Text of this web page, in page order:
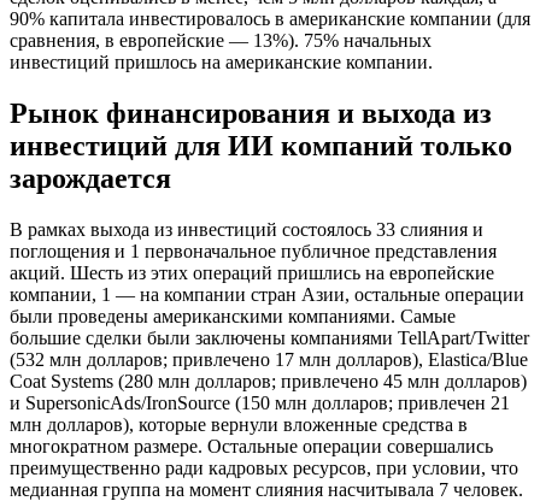
90% капитала инвестировалось в американские компании (для
сравнения, в европейские — 13%). 75% начальных
инвестиций пришлось на американские компании.
Рынок финансирования и выхода из
инвестиций для ИИ компаний только
зарождается
В рамках выхода из инвестиций состоялось 33 слияния и
поглощения и 1 первоначальное публичное представления
акций. Шесть из этих операций пришлись на европейские
компании, 1 — на компании стран Азии, остальные операции
были проведены американскими компаниями. Самые
большие сделки были заключены компаниями TellApart/Twitter
(532 млн долларов; привлечено 17 млн долларов), Elastica/Blue
Coat Systems (280 млн долларов; привлечено 45 млн долларов)
и SupersonicAds/IronSource (150 млн долларов; привлечен 21
млн долларов), которые вернули вложенные средства в
многократном размере. Остальные операции совершались
преимущественно ради кадровых ресурсов, при условии, что
медианная группа на момент слияния насчитывала 7 человек.